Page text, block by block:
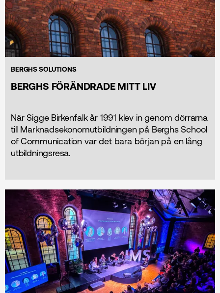
BERGHS SOLUTIONS
BERGHS FÖRÄNDRADE MITT LIV
När Sigge Birkenfalk år 1991 klev in genom dörrarna
till Marknadsekonomutbildningen på Berghs School
of Communication var det bara början på en lång
utbildningsresa.